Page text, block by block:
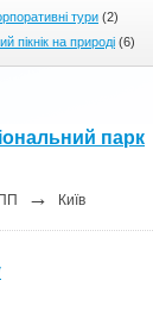
тури (2)
пікнік на природі (6)
парк
→ Київ